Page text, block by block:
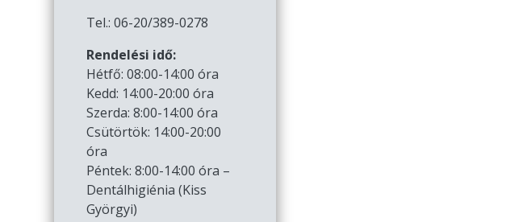
Tel.: 06-20/389-0278
Rendelési idő:
Hétfő: 08:00-14:00 óra
Kedd: 14:00-20:00 óra
Szerda: 8:00-14:00 óra
Csütörtök: 14:00-20:00
óra
Péntek: 8:00-14:00 óra –
Dentálhigiénia (Kiss
Györgyi)